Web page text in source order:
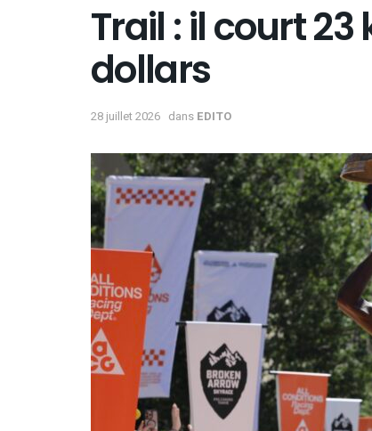
Trail : il court
dollars
28 juillet 2026 dans EDITO